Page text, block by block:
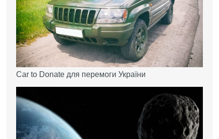
Car to Donate для перемоги України